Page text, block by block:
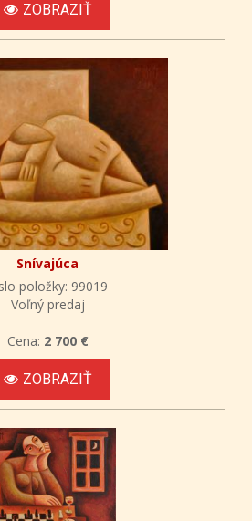
ZOBRAZIŤ
Snívajúca
položky: 99019
Voľný predaj
Cena: 2 700 €
ZOBRAZIŤ